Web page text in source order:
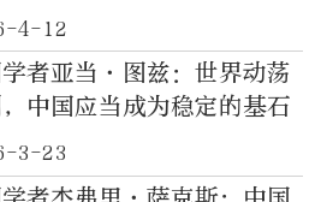
愿看到中国崛起和国际秩
转变
4-12
者亚当·图兹：世界动荡
中国应当成为稳定的基石
3-23